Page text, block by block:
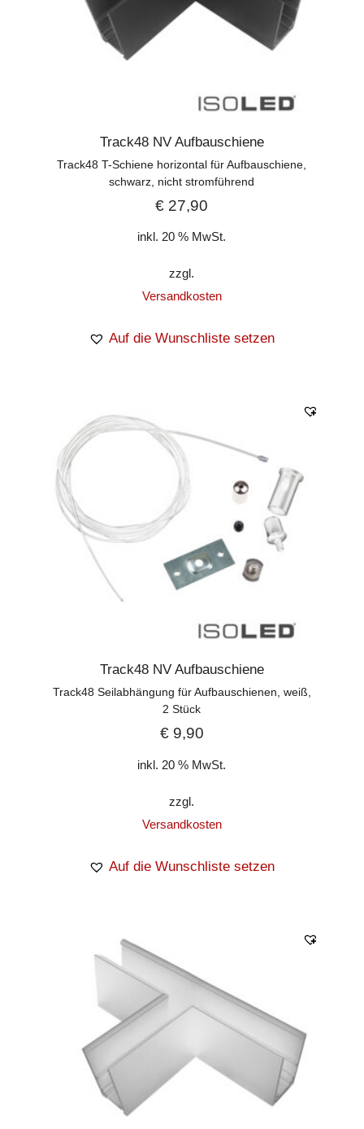
Track48 NV Aufbauschiene
Track48 T-Schiene horizontal für Aufbauschiene,
schwarz, nicht stromführend
€ 27,90
inkl. 20 % MwSt.
zzgl.
Versandkosten
Auf die Wunschliste setzen
Track48 NV Aufbauschiene
Track48 Seilabhängung für Aufbauschienen, weiß,
2 Stück
€9,90
inkl. 20 % MwSt.
zzgl.
Versandkosten
Auf die Wunschliste setzen